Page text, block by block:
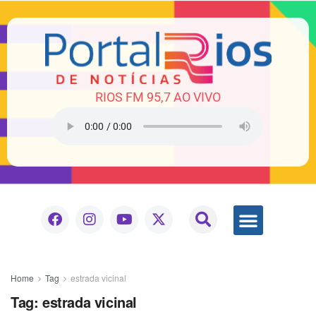
RIOS FM 95,7 AO VIVO
Home Tag estrada vicinal
Tag: estrada vicinal